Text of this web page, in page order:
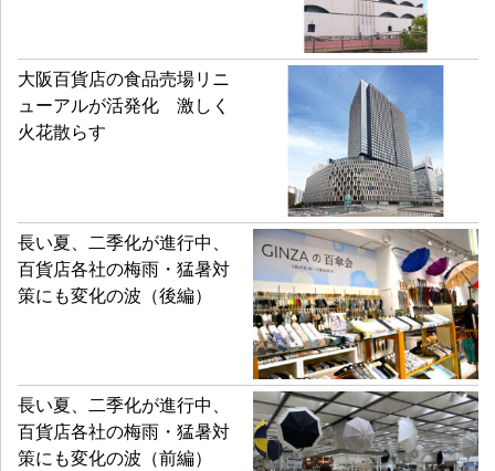
大阪百貨店の食品売場リニ
ューアルが活発化 激しく
火花散らす
長い夏、二季化が進行中、
百貨店各社の梅雨・猛暑対
策にも変化の波（後編）
長い夏、二季化が進行中、
百貨店各社の梅雨・猛暑対
策にも変化の波（前編）